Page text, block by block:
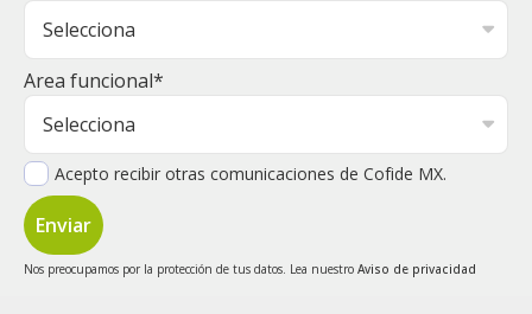
Area funcional*
Acepto recibir otras comunicaciones de Cofide MX.
Nos preocupamos por la protección de tus datos. Lea nuestro Aviso de privacidad